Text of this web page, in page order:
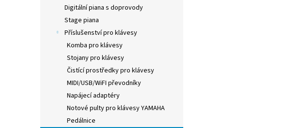
Digitální piana s doprovody
Stage piana
Příslušenství pro klávesy
Komba pro klávesy
Stojany pro klávesy
Čistící prostředky pro klávesy
MIDI/USB/WiFI převodníky
Napájecí adaptéry
Notové pulty pro klávesy YAMAHA
Pedálnice